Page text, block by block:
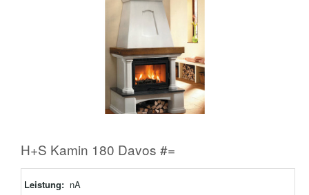
H+S Kamin 180 Davos #=
Leistung: nA